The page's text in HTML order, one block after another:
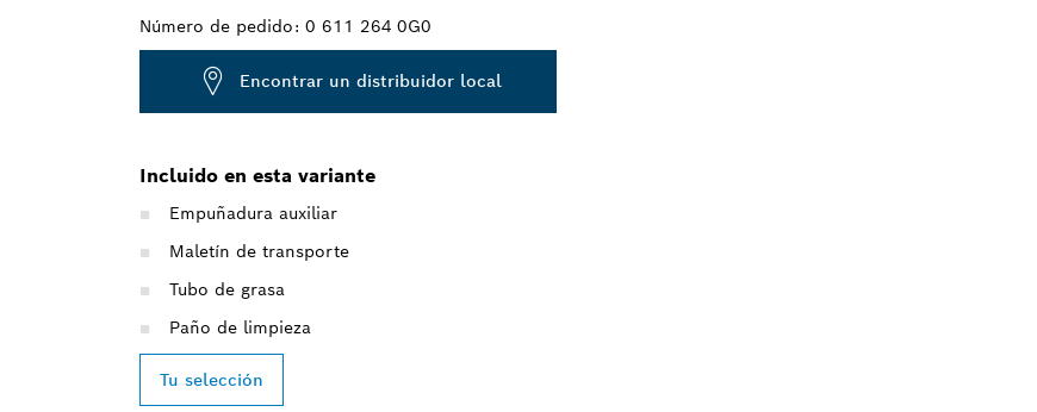
Número de pedido: 0 611 264 0G0
Encontrar un distribuidor local
Incluido en esta variante
Empuñadura auxiliar
Maletín de transporte
Tubo de grasa
Paño de limpieza
Tu selección